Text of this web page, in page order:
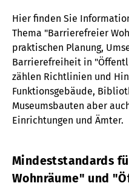
Hier finden Sie
Thema "Barrierefreier
praktischen Planung,
Barrierefreiheit in
zählen Richtlinien und
Funktionsgebäude,
Museumsbauten aber
Einrichtungen und Ämter.
Mindeststandards
Wohnräume" und